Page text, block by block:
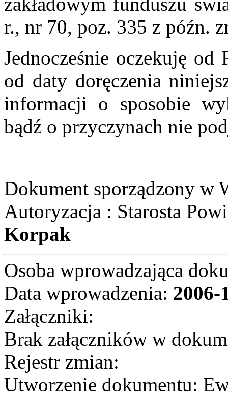
r., nr 70, poz. 335 z późn.
Jednocześnie oczekuję
od daty doręczenia
informacji o sposobie
bądź o przyczynach nie
Dokument sporządzony w
Autoryzacja : Starosta
Korpak
Osoba wprowadzająca
Data wprowadzenia: 2006-
Załączniki:
Brak załączników w
Rejestr zmian:
Utworzenie dokumentu: